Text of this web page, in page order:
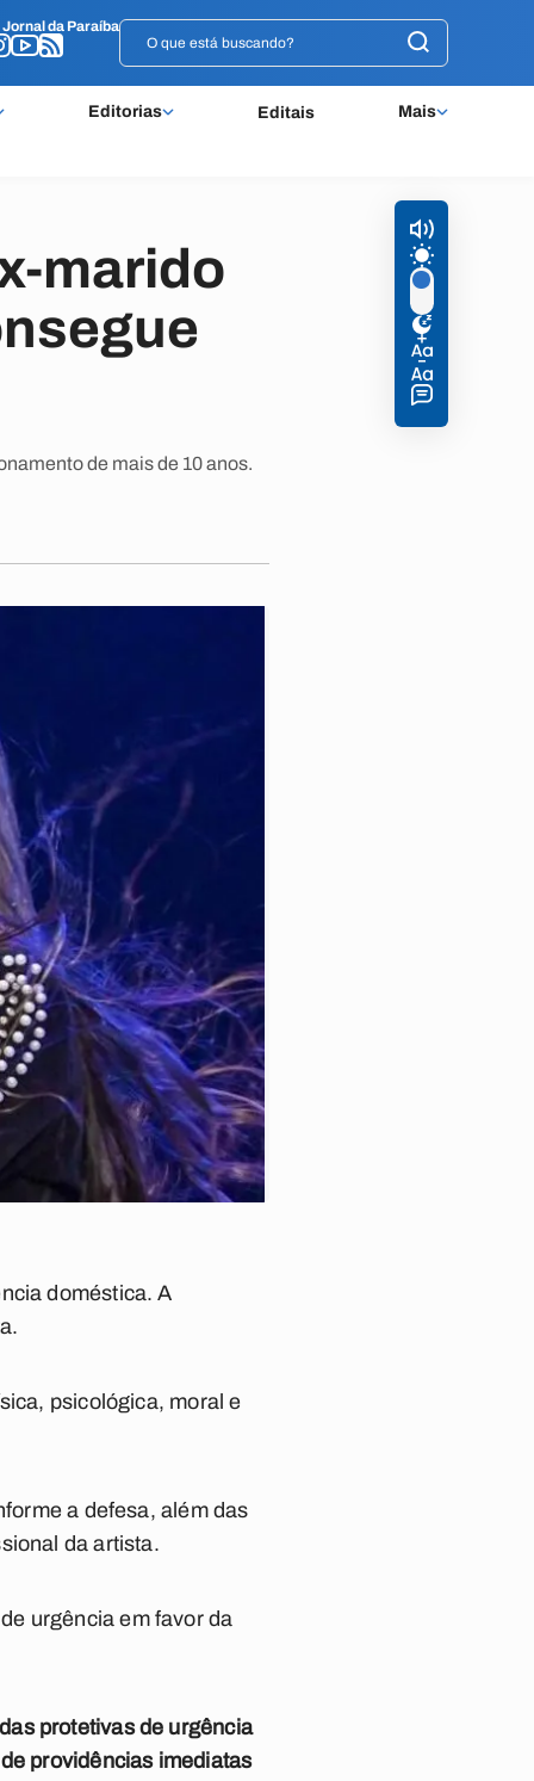
Jornal da Paraíba
Editorias Editais Mais
Jornal da Paraíba
marido
de mais de 10 anos.
doméstica. A
psicológica, moral e
a defesa, além das
da artista.
urgência em favor da
protetivas de urgência
providências imediatas